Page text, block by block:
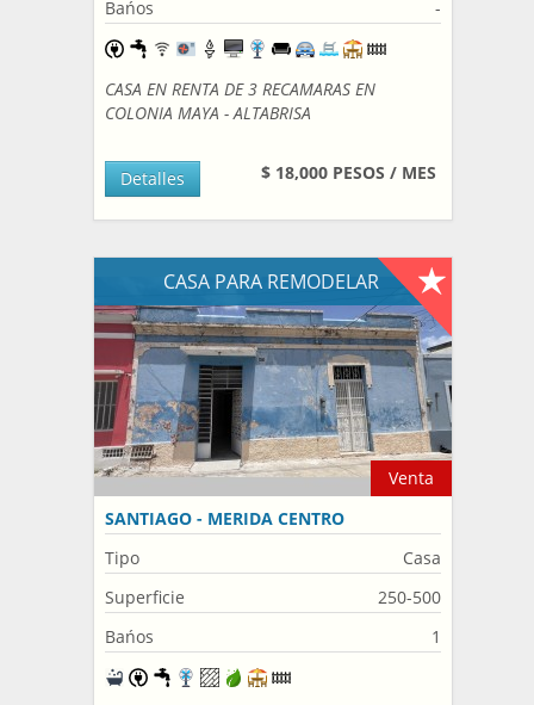
Bańos
-
CASA EN RENTA DE 3 RECAMARAS EN
COLONIA MAYA - ALTABRISA
$ 18,000 PESOS / MES
Detalles
CASA PARA REMODELAR
Venta
SANTIAGO - MERIDA CENTRO
Tipo
Casa
Superficie
250-500
Bańos
1